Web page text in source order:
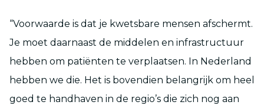
“Voorwaarde is dat je kwetsbare mensen afschermt.
Je moet daarnaast de middelen en infrastructuur
hebben om patiënten te verplaatsen. In Nederland
hebben we die. Het is bovendien belangrijk om heel
goed te handhaven in de regio’s die zich nog aan